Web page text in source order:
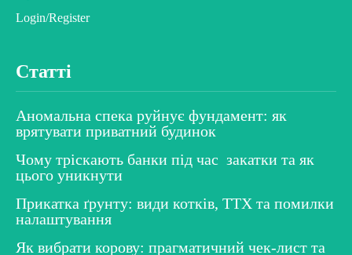
Login/Register
Статті
Аномальна спека руйнує фундамент: як
врятувати приватний будинок
Чому тріскають банки під час закатки та як
цього уникнути
Прикатка ґрунту: види котків, ТТХ та помилки
налаштування
Як вибрати корову: прагматичний чек-лист та